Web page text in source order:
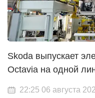
Skoda выпускает
Octavia на одной
22:25 06 августа